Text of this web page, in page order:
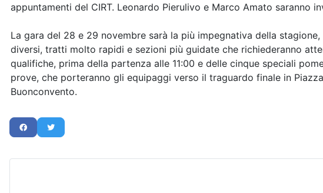
appuntamenti del CIRT. Leonardo Pierulivo e Marco Amato saranno
La gara del 28 e 29 novembre sarà la più impegnativa della
diversi, tratti molto rapidi e sezioni più guidate che richiederanno
qualifiche, prima della partenza alle 11:00 e delle cinque speciali
prove, che porteranno gli equipaggi verso il traguardo finale in
Buonconvento.